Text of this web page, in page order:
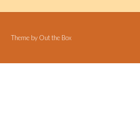
Theme by Out the Box